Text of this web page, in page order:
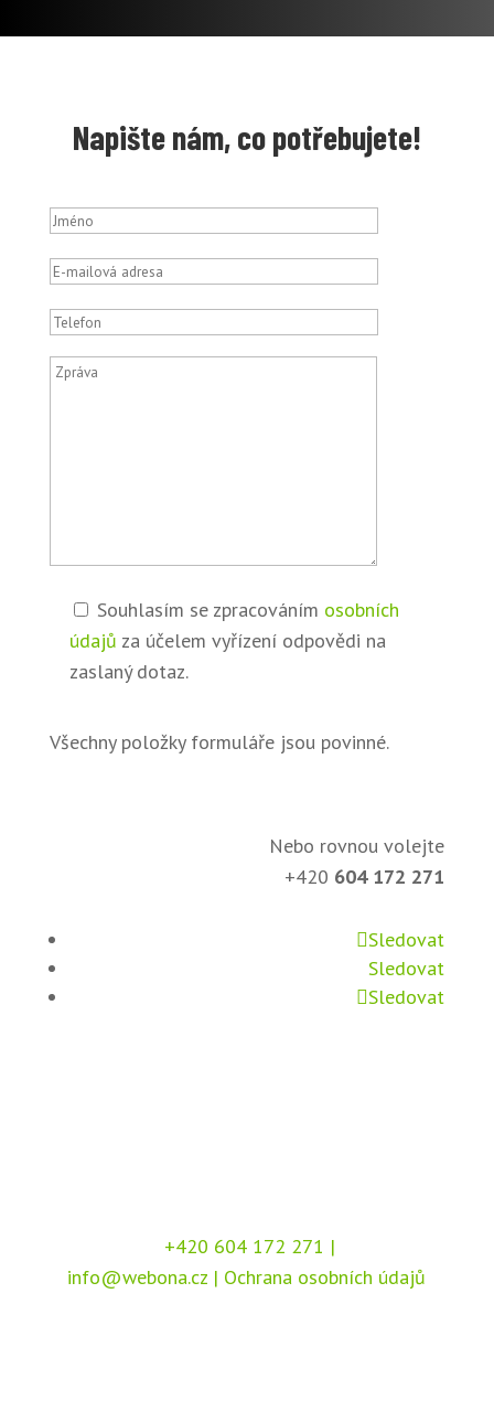
Napište nám, co potřebujete!
Souhlasím se zpracováním osobních
údajů za účelem vyřízení odpovědi na
zaslaný dotaz.
Všechny položky formuláře jsou povinné.
Nebo rovnou volejte
+420 604 172 271
Sledovat
Sledovat
Sledovat
+420 604 172 271 |
info@webona.cz | Ochrana osobních údajů